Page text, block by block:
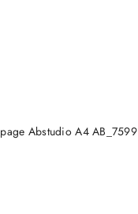
Abstudio A4 AB_7599